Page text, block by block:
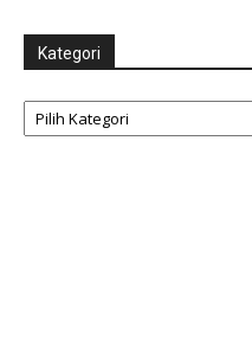
Kategori
Kategori